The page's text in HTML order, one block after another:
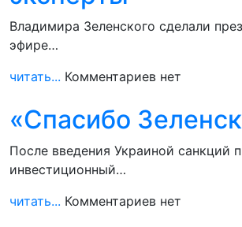
Владимира Зеленского сделали
эфире…
читать... Комментариев нет
«Спасибо
После введения Украиной санкций
инвестиционный…
читать... Комментариев нет